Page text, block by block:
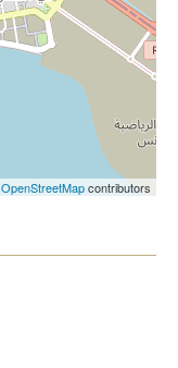
OpenStreetMapcontributors